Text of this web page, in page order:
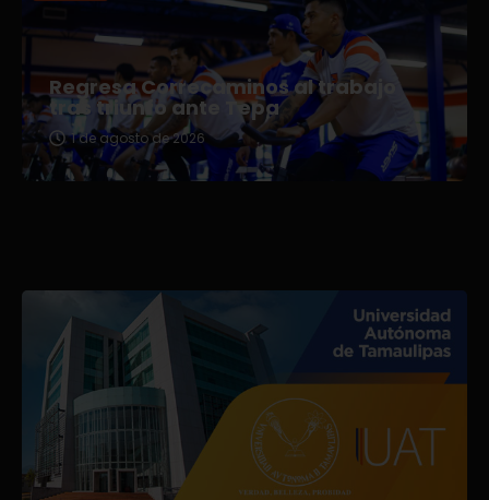
Regresa Correcaminos al trabajo
tras triunfo ante Tepa
1 de agosto de 2026